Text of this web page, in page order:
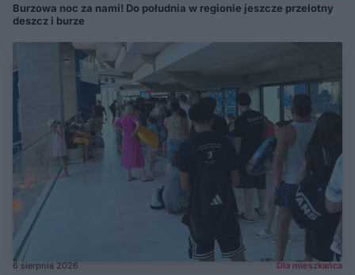
Burzowa noc za nami! Do południa w regionie jeszcze przelotny
deszcz i burze
6 sierpnia 2026 Dla mieszkańca